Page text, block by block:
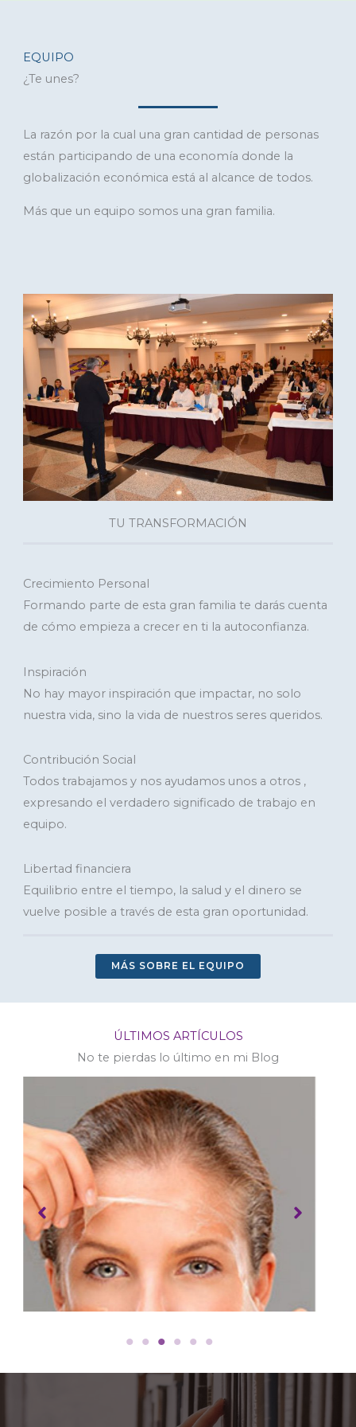
EQUIPO
¿Te unes?
La razón por la cual una gran cantidad de personas
están participando de una economía donde la
globalización económica está al alcance de todos.
Más que un equipo somos una gran familia.
TU TRANSFORMACIÓN
Crecimiento Personal
Formando parte de esta gran familia te darás cuenta
de cómo empieza a crecer en ti la autoconfianza.
Inspiración
No hay mayor inspiración que impactar, no solo
nuestra vida, sino la vida de nuestros seres queridos.
Contribución Social
Todos trabajamos y nos ayudamos unos a otros ,
expresando el verdadero significado de trabajo en
equipo.
Libertad financiera
Equilibrio entre el tiempo, la salud y el dinero se
vuelve posible a través de esta gran oportunidad.
MÁS SOBRE EL EQUIPO
ÚLTIMOS ARTÍCULOS
No te pierdas lo último en mi Blog